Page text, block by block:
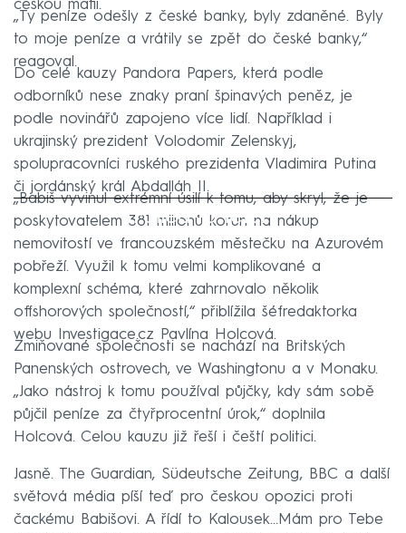
českou mafii.
„Ty peníze odešly z české banky, byly zdaněné. Byly
to moje peníze a vrátily se zpět do české banky,“
reagoval.
Do celé kauzy Pandora Papers, která podle
odborníků nese znaky praní špinavých peněz, je
podle novinářů zapojeno více lidí. Například i
ukrajinský prezident Volodomir Zelenskyj,
spolupracovníci ruského prezidenta Vladimira Putina
či jordánský král Abdalláh II.
Failed to fetch
„Babiš vyvinul extrémní úsilí k tomu, aby skryl, že je
poskytovatelem 381 milionů korun na nákup
nemovitostí ve francouzském městečku na Azurovém
pobřeží. Využil k tomu velmi komplikované a
komplexní schéma, které zahrnovalo několik
offshorových společností,“ přiblížila šéfredaktorka
webu Investigace.cz Pavlína Holcová.
Zmiňované společnosti se nachází na Britských
Panenských ostrovech, ve Washingtonu a v Monaku.
„Jako nástroj k tomu používal půjčky, kdy sám sobě
půjčil peníze za čtyřprocentní úrok,“ doplnila
Holcová. Celou kauzu již řeší i čeští politici.
Jasně. The Guardian, Südeutsche Zeitung, BBC a další
světová média píší teď pro českou opozici proti
čackému Babišovi. A řídí to Kalousek...Mám pro Tebe